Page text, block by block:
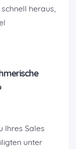
heraus,
Ihres Sales
unter